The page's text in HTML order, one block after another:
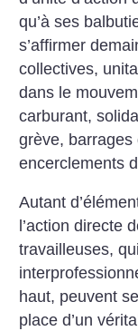
qu’à ses
s’affirmer
collectives,
dans le
carburant,
grève, barrages
encerclements
Autant
l’action directe
travailleuses,
haut, peuvent
place d’un